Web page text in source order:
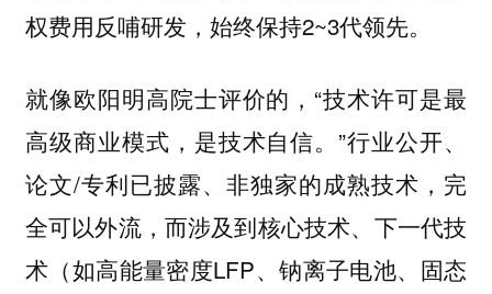
权费用反哺研发，始终保持2~3代领先。
就像欧阳明高院士评价的，“技术许可是最
高级商业模式，是技术自信。”行业公开、
论文/专利已披露、非独家的成熟技术，完
全可以外流，而涉及到核心技术、下一代技
术（如高能量密度LFP、钠离子电池、固态